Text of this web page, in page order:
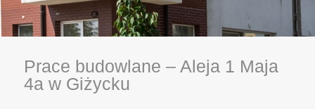
Prace budowlane – Aleja 1 Maja
4a w Giżycku